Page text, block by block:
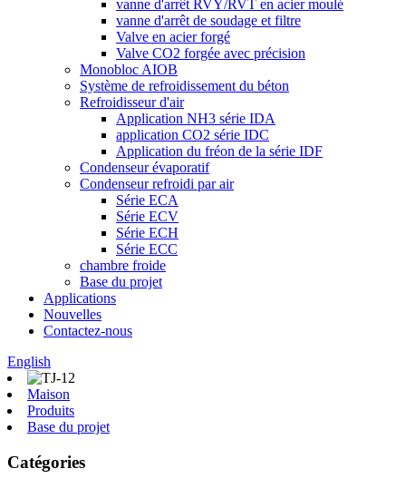
vanne d'arrêt RVY/RVT en acier moulé
vanne d'arrêt de soudage et filtre
Valve en acier forgé
Valve CO2 forgée avec précision
Monobloc AIOB
Système de refroidissement du béton
Refroidisseur d'air
Application NH3 série IDA
application CO2 série IDC
Application du fréon de la série IDF
Condenseur évaporatif
Condenseur refroidi par air
Série ECA
Série ECV
Série ECH
Série ECC
chambre froide
Base du projet
Applications
Nouvelles
Contactez-nous
English
Maison
Produits
Base du projet
Catégories